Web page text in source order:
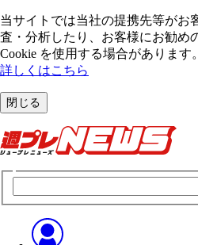
当サイトでは当社の提携先等がお
査・分析したり、お客様にお勧め
Cookie を使⽤する場合があります。
詳しくはこちら
閉じる